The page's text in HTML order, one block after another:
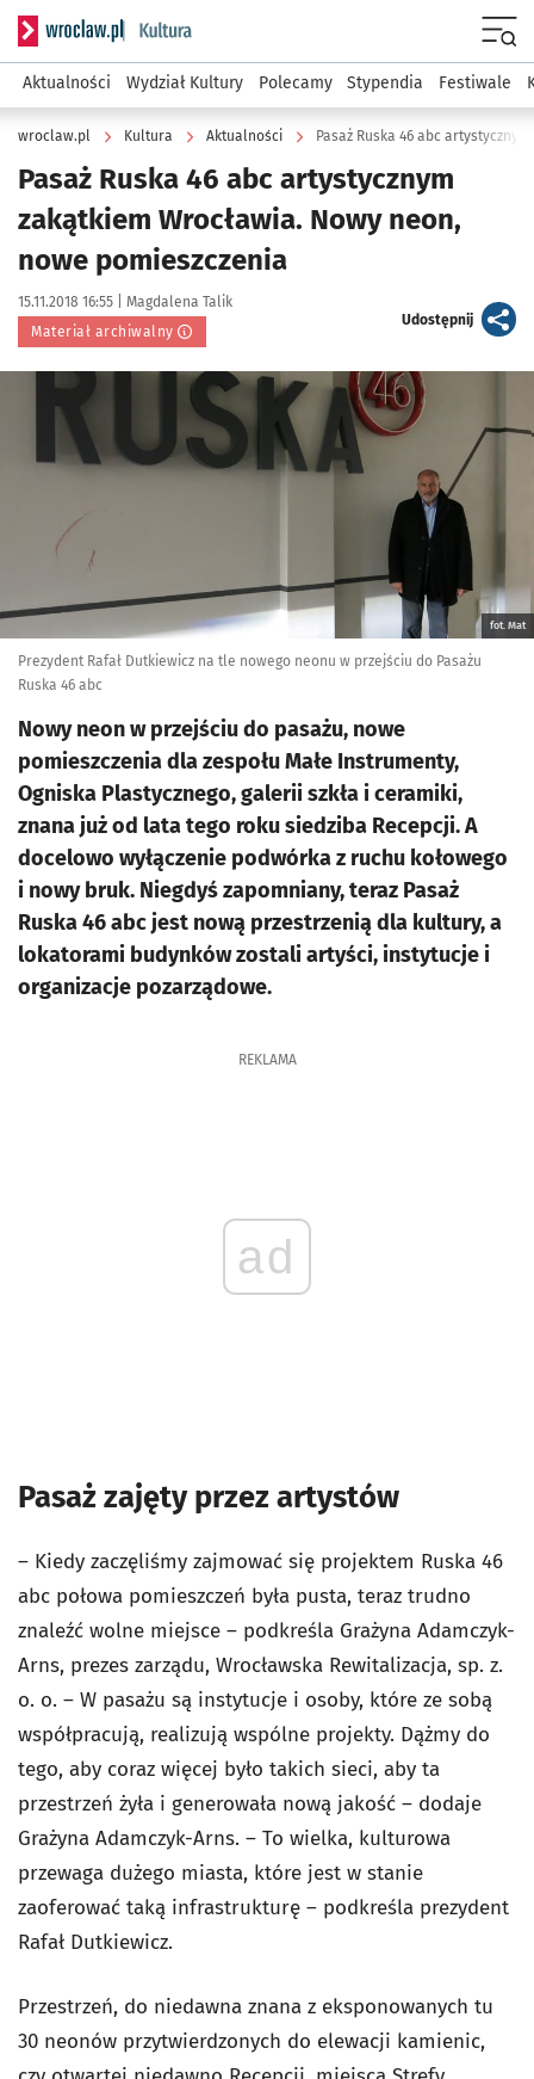
Serwis informacyjny wroclaw.pl podserwis: Kultura
Aktualności Wydział Kultury Polecamy Stypendia Festiwale
wroclaw.pl Kultura Aktualności
Pasaż Ruska 46 abc artystycznym
zakątkiem Wrocławia. Nowy neon,
nowe pomieszczenia
Data publikacji:
15.11.2018 16:55 | Autor:
Magdalena Talik
Materiał archiwalny
Udostępnijartykuł
Kliknij, aby powiększyć
fot. Mat
Prezydent Rafał Dutkiewicz na tle nowego neonu w przejściu do Pasażu
Ruska 46 abc
Nowy neon w przejściu do pasażu, nowe
pomieszczenia dla zespołu Małe Instrumenty,
Ogniska Plastycznego, galerii szkła i ceramiki,
znana już od lata tego roku siedziba Recepcji. A
docelowo wyłączenie podwórka z ruchu kołowego
i nowy bruk. Niegdyś zapomniany, teraz Pasaż
Ruska 46 abc jest nową przestrzenią dla kultury, a
lokatorami budynków zostali artyści, instytucje i
organizacje pozarządowe.
REKLAMA
ad
Pasaż zajęty przez artystów
– Kiedy zaczęliśmy zajmować się projektem Ruska 46
abc połowa pomieszczeń była pusta, teraz trudno
znaleźć wolne miejsce – podkreśla Grażyna Adamczyk-
Arns, prezes zarządu, Wrocławska Rewitalizacja, sp. z.
o. o. – W pasażu są instytucje i osoby, które ze sobą
współpracują, realizują wspólne projekty. Dążmy do
tego, aby coraz więcej było takich sieci, aby ta
przestrzeń żyła i generowała nową jakość – dodaje
Grażyna Adamczyk-Arns. – To wielka, kulturowa
przewaga dużego miasta, które jest w stanie
zaoferować taką infrastrukturę – podkreśla prezydent
Rafał Dutkiewicz.
Przestrzeń, do niedawna znana z eksponowanych tu
30 neonów przytwierdzonych do elewacji kamienic,